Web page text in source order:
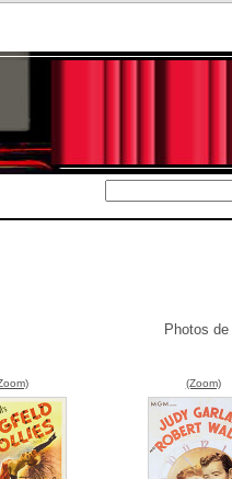
Photos de
(Zoom)